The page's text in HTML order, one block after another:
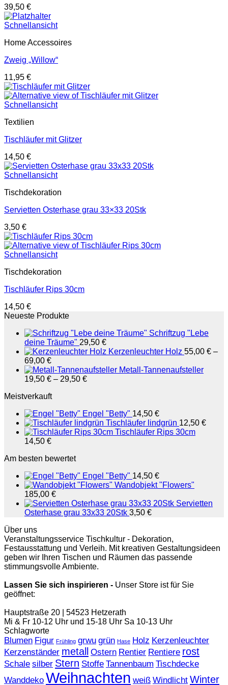
39,50 €
Schnellansicht
Home Accessoires
Zweig „Willow“
11,95 €
Schnellansicht
Textilien
Tischläufer mit Glitzer
14,50 €
Schnellansicht
Tischdekoration
Servietten Osterhase grau 33×33 20Stk
3,50 €
Schnellansicht
Tischdekoration
Tischläufer Rips 30cm
14,50 €
Neueste Produkte
Schriftzug "Lebe
deine Träume" 29,50 €
Kerzenleuchter Holz 55,00 € –
69,00 €
Metall-Tannenaufsteller
19,50 € – 29,50 €
Meistverkauft
Engel "Betty" 14,50 €
Tischläufer lindgrün 12,50 €
Tischläufer Rips 30cm
14,50 €
Am besten bewertet
Engel "Betty" 14,50 €
Wandobjekt "Flowers"
185,00 €
Servietten
Osterhase grau 33x33 20Stk 3,50 €
Über uns
Veranstaltungsservice Tischkultur - Dekoration,
Festausstattung und Verleih. Mit kreativen Gestaltungsideen
geben wir Ihren Tischen und Räumen das passende
stimmungsvolle Ambiente.
Lassen Sie sich inspirieren - Unser Store ist für Sie
geöffnet:
Hauptstraße 20 | 54523 Hetzerath
Mi & Fr 10-12 Uhr und 15-18 Uhr Sa 10-13 Uhr
Schlagworte
Blumen Figur Frühling grwu grün Hase Holz Kerzenleuchter
Kerzenständer metall Ostern Rentier Rentiere rost
Schale silber Stern Stoffe Tannenbaum Tischdecke
Wanddeko Weihnachten weiß Windlicht Winter